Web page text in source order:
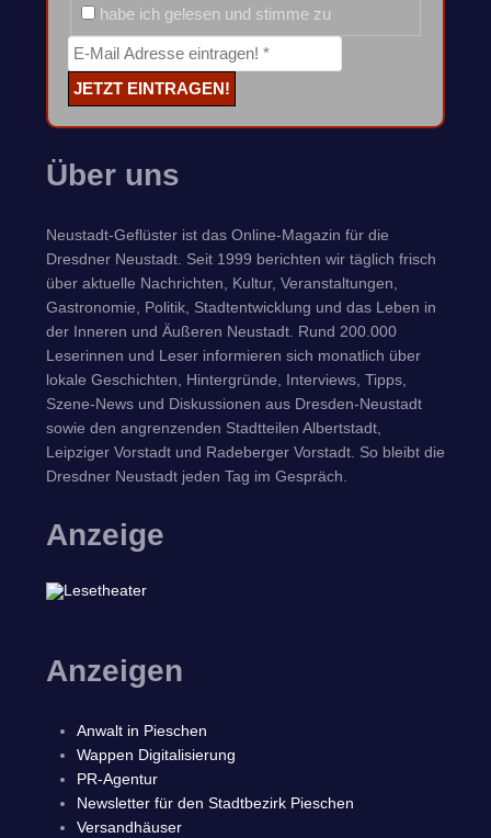
habe ich gelesen und stimme zu
Über uns
Neustadt-Geflüster ist das Online-Magazin für die
Dresdner Neustadt. Seit 1999 berichten wir täglich frisch
über aktuelle Nachrichten, Kultur, Veranstaltungen,
Gastronomie, Politik, Stadtentwicklung und das Leben in
der Inneren und Äußeren Neustadt. Rund 200.000
Leserinnen und Leser informieren sich monatlich über
lokale Geschichten, Hintergründe, Interviews, Tipps,
Szene-News und Diskussionen aus Dresden-Neustadt
sowie den angrenzenden Stadtteilen Albertstadt,
Leipziger Vorstadt und Radeberger Vorstadt. So bleibt die
Dresdner Neustadt jeden Tag im Gespräch.
Anzeige
Anzeigen
Anwalt in Pieschen
Wappen Digitalisierung
PR-Agentur
Newsletter für den Stadtbezirk Pieschen
Versandhäuser